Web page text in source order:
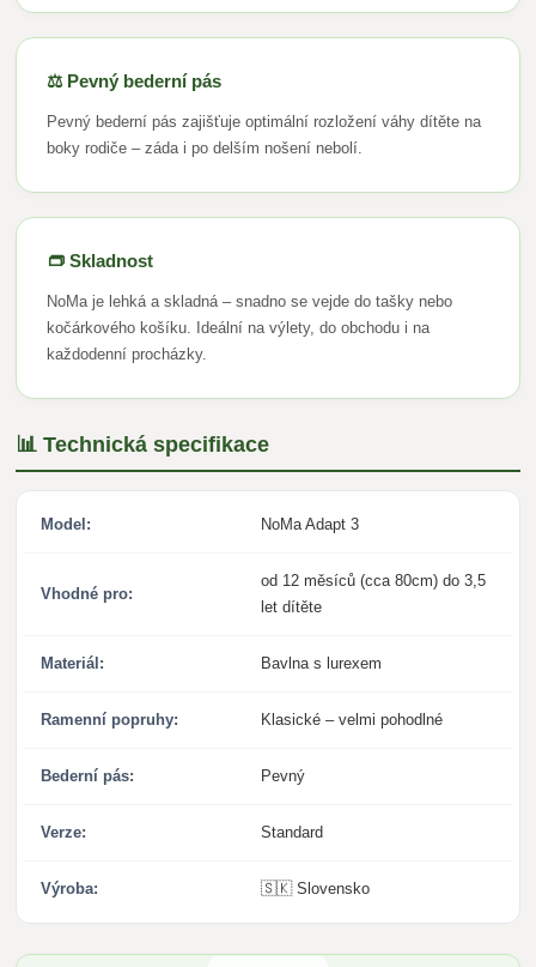
⚖️ Pevný bederní pás
Pevný bederní pás zajišťuje optimální rozložení váhy dítěte na
boky rodiče – záda i po delším nošení nebolí.
👝 Skladnost
NoMa je lehká a skladná – snadno se vejde do tašky nebo
kočárkového košíku. Ideální na výlety, do obchodu i na
každodenní procházky.
📊 Technická specifikace
Model: NoMa Adapt 3
Vhodné pro:
od 12 měsíců (cca 80cm) do 3,5
let dítěte
Materiál: Bavlna s lurexem
Ramenní popruhy: Klasické – velmi pohodlné
Bederní pás: Pevný
Verze: Standard
Výroba: 🇸🇰 Slovensko